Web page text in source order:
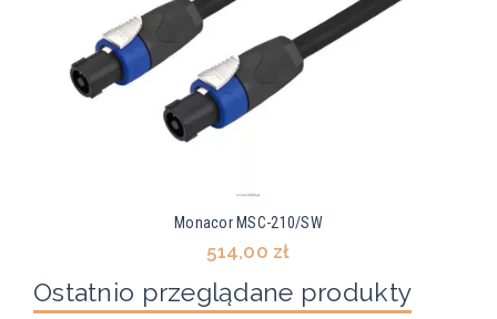
Monacor MSC-210/SW
514,00 zł
Ostatnio przeglądane produkty